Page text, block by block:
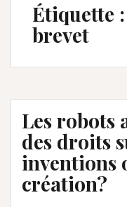
Étiquette
brevet
Les
des droits
inventions
création?